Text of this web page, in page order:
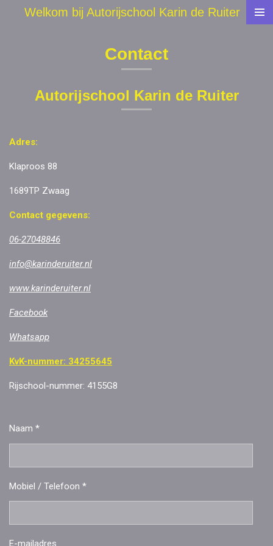
Welkom bij Autorijschool Karin de Ruiter
Contact
Autorijschool Karin de Ruiter
Adres:
Klaproos 88
1689TP Zwaag
Contact gegevens:
06-27048846
info@karinderuiter.nl
www.karinderuiter.nl
Facebook
Whatsapp
KvK-nummer: 34255645
Rijschool-nummer: 4155G8
Naam *
Mobiel / Telefoon *
E-mailadres